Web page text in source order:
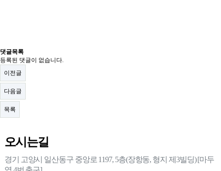
댓글목록
등록된 댓글이 없습니다.
이전글
다음글
목록
오시는길
경기 고양시 일산동구 중앙로 1197, 5층(장항동, 형지 제3빌딩) [마두